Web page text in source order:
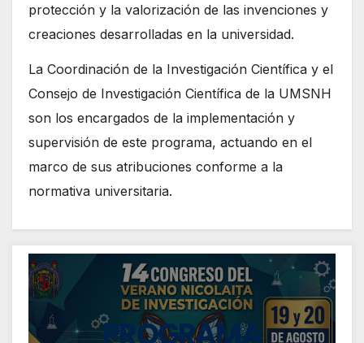
protección y la valorización de las invenciones y
creaciones desarrolladas en la universidad.
La Coordinación de la Investigación Científica y el
Consejo de Investigación Científica de la UMSNH
son los encargados de la implementación y
supervisión de este programa, actuando en el
marco de sus atribuciones conforme a la
normativa universitaria.
PROGRAMA